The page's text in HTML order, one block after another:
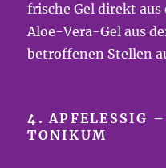
frische Gel direkt
Aloe-Vera-Gel aus
betroffenen Stellen
4.APFELESSIG
TONIKUM